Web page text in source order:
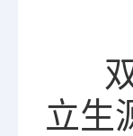
双
立生